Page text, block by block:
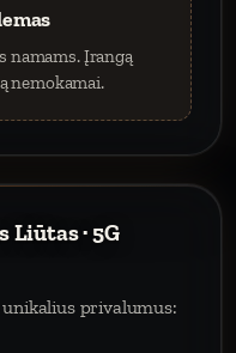
namams. Įrangą
nemokamai.
· 5G
privalumus: